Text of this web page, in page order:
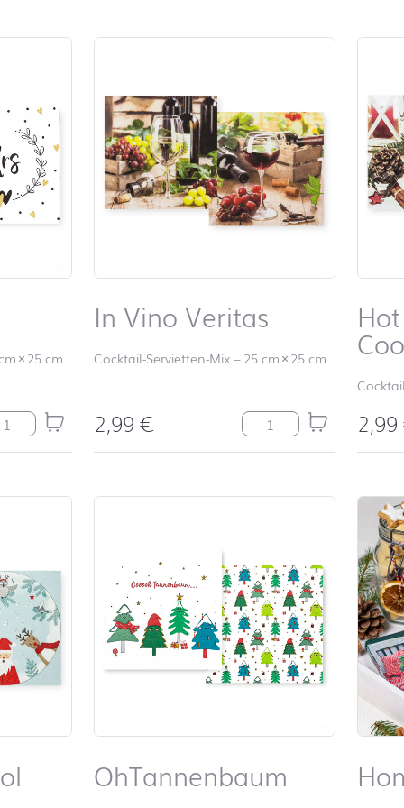
×25 cm
Menge
In Vino Veritas
Cocktail-Servietten-Mix–25 cm×25 cm
2,99€ In Vino Veritas Menge
2,99
OhTannenbaum